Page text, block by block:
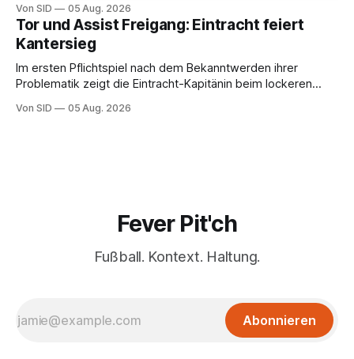
Von SID 05 Aug. 2026
Tor und Assist Freigang: Eintracht feiert
Kantersieg
Im ersten Pflichtspiel nach dem Bekanntwerden ihrer
Problematik zeigt die Eintracht-Kapitänin beim lockeren
Von SID 05 Aug. 2026
Fever Pit'ch
Fußball. Kontext. Haltung.
Abonnieren